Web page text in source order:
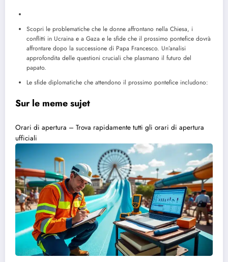
Scopri le problematiche che le donne affrontano nella Chiesa, i
conflitti in Ucraina e a Gaza e le sfide che il prossimo pontefice dovrà
affrontare dopo la successione di Papa Francesco. Un’analisi
approfondita delle questioni cruciali che plasmano il futuro del
papato.
Le sfide diplomatiche che attendono il prossimo pontefice includono:
Sur le meme sujet
Orari di apertura – Trova rapidamente tutti gli orari di apertura
ufficiali